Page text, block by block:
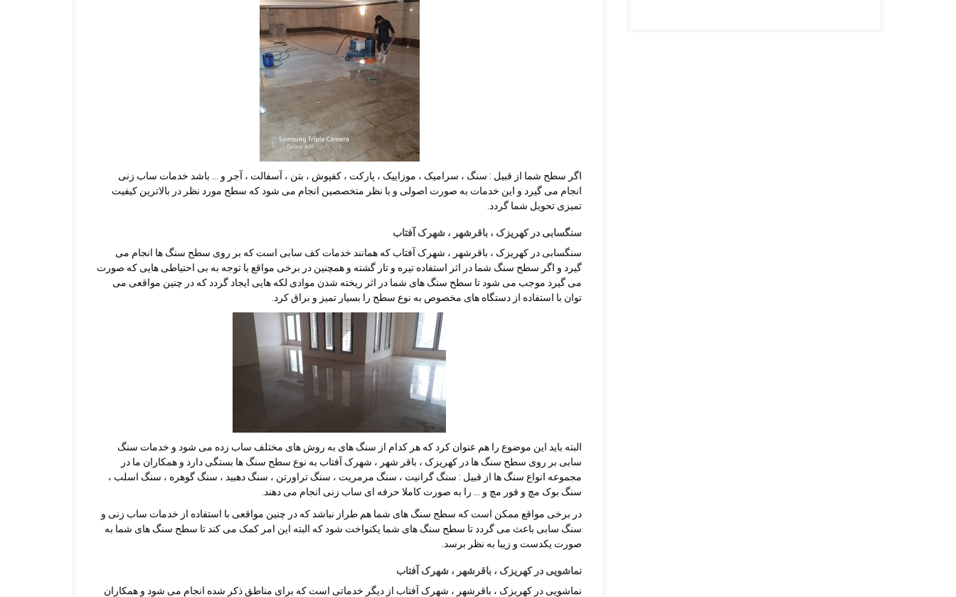
اگر سطح شما از قبیل : سنگ ، سرامیک ، موزاییک ، پارکت ، کفپوش ، بتن ، آسفالت ، آجر و … باشد خدمات ساب زنی
انجام می گیرد و این خدمات به صورت اصولی و با نظر متخصصین انجام می شود که سطح مورد نظر در بالاترین کیفیت
تمیزی تحویل شما گردد.
سنگسابی در کهریزک ، باقرشهر ، شهرک آفتاب
سنگسابی در کهریزک ، باقرشهر ، شهرک آفتاب که همانند خدمات کف سابی است که بر روی سطح سنگ ها انجام می
گیرد و اگر سطح سنگ شما در اثر استفاده تیره و تار گشته و همچنین در برخی مواقع با توجه به بی احتیاطی هایی که صورت
می گیرد موجب می شود تا سطح سنگ های شما در اثر ریخته شدن موادی لکه هایی ایجاد گردد که در چنین مواقعی می
توان با استفاده از دستگاه های مخصوص به نوع سطح را بسیار تمیز و براق کرد.
البته باید این موضوع را هم عنوان کرد که هر کدام از سنگ های به روش های مختلف ساب زده می شود و خدمات سنگ
سابی بر روی سطح سنگ ها در کهریزک ، باقر شهر ، شهرک آفتاب به نوع سطح سنگ ها بستگی دارد و همکاران ما در
مجموعه انواع سنگ ها از قبیل : سنگ گرانیت ، سنگ مرمریت ، سنگ تراورتن ، سنگ دهبید ، سنگ گوهره ، سنگ اسلب ،
سنگ بوک مچ و فور مچ و … را به صورت کاملا حرفه ای ساب زنی انجام می دهند.
در برخی مواقع ممکن است که سطح سنگ های شما هم طراز نباشد که در چنین مواقعی با استفاده از خدمات ساب زنی و
سنگ سابی باعث می گردد تا سطح سنگ های شما یکنواخت شود که البته این امر کمک می کند تا سطح سنگ های شما به
صورت یکدست و زیبا به نظر برسد.
نماشویی در کهریزک ، باقرشهر ، شهرک آفتاب
نماشویی در کهریزک ، باقرشهر ، شهرک آفتاب از دیگر خدماتی است که برای مناطق ذکر شده انجام می شود و همکاران